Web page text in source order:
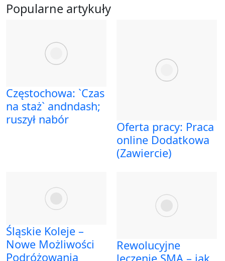
Popularne artykuły
Częstochowa: `Czas
na staż` andndash;
ruszył nabór
Oferta pracy: Praca
online Dodatkowa
(Zawiercie)
Śląskie Koleje –
Nowe Możliwości
Podróżowania
Rewolucyjne